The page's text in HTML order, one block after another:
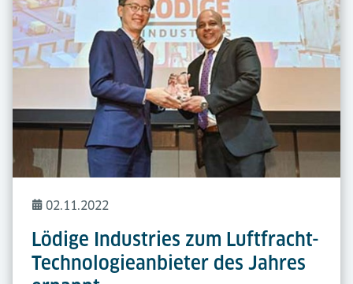
02.11.2022
Lödige Industries zum Luftfracht-
Technologieanbieter des Jahres